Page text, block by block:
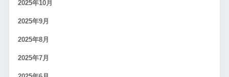
2025年10月
2025年9月
2025年8月
2025年7月